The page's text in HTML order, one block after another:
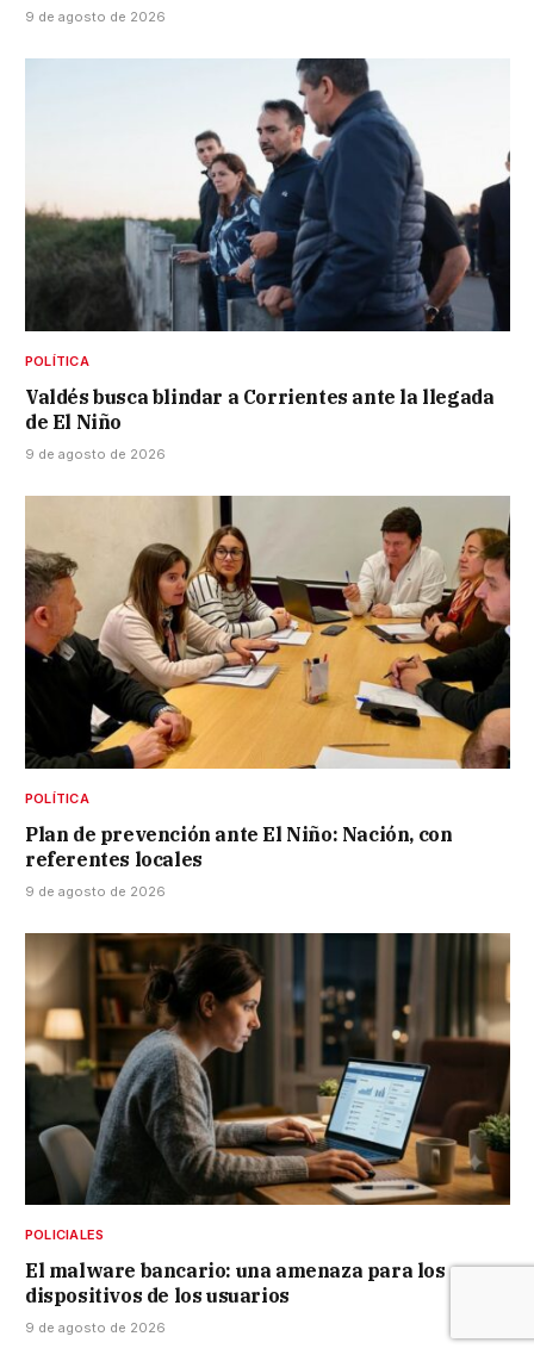
9 de agosto de 2026
POLÍTICA
Valdés busca blindar a Corrientes ante la llegada
de El Niño
9 de agosto de 2026
POLÍTICA
Plan de prevención ante El Niño: Nación, con
referentes locales
9 de agosto de 2026
POLICIALES
El malware bancario: una amenaza para los
dispositivos de los usuarios
9 de agosto de 2026